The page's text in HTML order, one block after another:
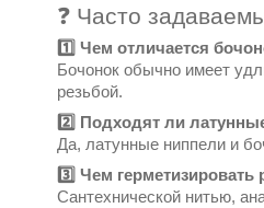
❓ Часто
1️⃣ Чем отличается
Бочонок обычно имеет
резьбой.
2️⃣ Подходят ли
Да, латунные ниппели и
3️⃣ Чем
Сантехнической нитью,